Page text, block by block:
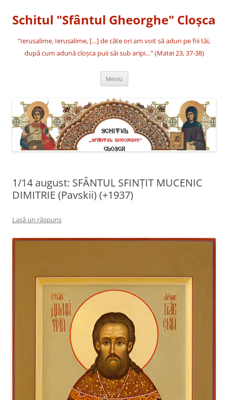
conținut
Schitul "Sfântul Gheorghe" Cloşca
“Ierusalime, Ierusalime, […] de câte ori am voit să adun pe fiii tăi,
după cum adună cloşca puii săi sub aripi…” (Matei 23, 37-38)
Meniu
1/14 august: SFÂNTUL SFINȚIT MUCENIC
DIMITRIE (Pavskii) (+1937)
Lasă un răspuns